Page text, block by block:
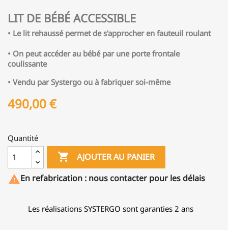
LIT DE BÉBÉ ACCESSIBLE
• Le lit rehaussé permet de s'approcher en fauteuil roulant
• On peut accéder au bébé par une porte frontale
coulissante
• Vendu par Systergo ou à fabriquer soi-même
490,00 €
Quantité
 AJOUTER AU PANIER
En refabrication : nous contacter pour les délais
Les réalisations SYSTERGO sont garanties 2 ans